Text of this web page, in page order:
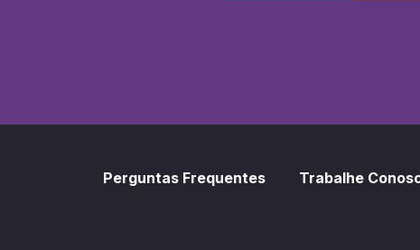
Perguntas Frequentes Trabalhe